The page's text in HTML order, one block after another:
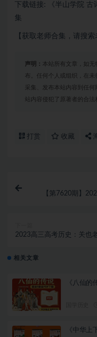
下载链接: 《半山学院
集
【获取老师合集，请搜索
声明： 本站所有文章，如无
布。任何个人或组织，在未
采集、发布本站内容到任
站内容侵犯了原著者的合法
打赏 收藏
【第7620期】
2023高三高考历史：关也
相关文章
《八仙的
《中华上